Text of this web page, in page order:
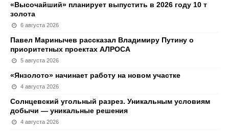
«Высочайший» планирует выпустить в 2026 году 10 т
золота
6 августа 2026
Павел Маринычев рассказал Владимиру Путину о
приоритетных проектах АЛРОСА
5 августа 2026
«Янзолото» начинает работу на новом участке
4 августа 2026
Солнцевский угольный разрез. Уникальным условиям
добычи — уникальные решения
4 августа 2026